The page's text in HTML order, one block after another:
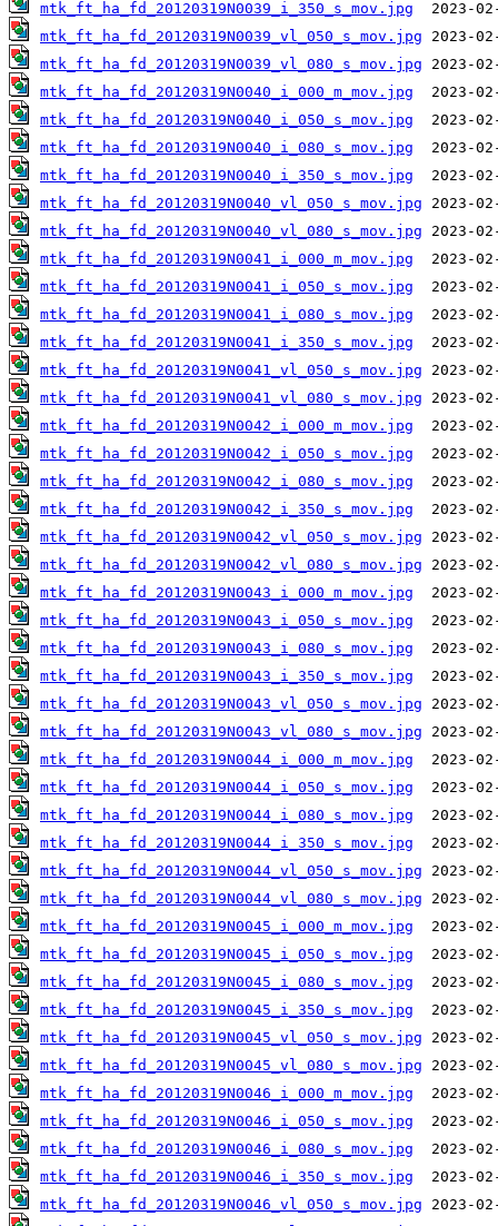
mtk_ft_ha_fd_20120319N0039_i_350_s_mov.jpg
mtk_ft_ha_fd_20120319N0039_vl_050_s_mov.jpg
mtk_ft_ha_fd_20120319N0039_vl_080_s_mov.jpg
mtk_ft_ha_fd_20120319N0040_i_000_m_mov.jpg
mtk_ft_ha_fd_20120319N0040_i_050_s_mov.jpg
mtk_ft_ha_fd_20120319N0040_i_080_s_mov.jpg
mtk_ft_ha_fd_20120319N0040_i_350_s_mov.jpg
mtk_ft_ha_fd_20120319N0040_vl_050_s_mov.jpg
mtk_ft_ha_fd_20120319N0040_vl_080_s_mov.jpg
mtk_ft_ha_fd_20120319N0041_i_000_m_mov.jpg
mtk_ft_ha_fd_20120319N0041_i_050_s_mov.jpg
mtk_ft_ha_fd_20120319N0041_i_080_s_mov.jpg
mtk_ft_ha_fd_20120319N0041_i_350_s_mov.jpg
mtk_ft_ha_fd_20120319N0041_vl_050_s_mov.jpg
mtk_ft_ha_fd_20120319N0041_vl_080_s_mov.jpg
mtk_ft_ha_fd_20120319N0042_i_000_m_mov.jpg
mtk_ft_ha_fd_20120319N0042_i_050_s_mov.jpg
mtk_ft_ha_fd_20120319N0042_i_080_s_mov.jpg
mtk_ft_ha_fd_20120319N0042_i_350_s_mov.jpg
mtk_ft_ha_fd_20120319N0042_vl_050_s_mov.jpg
mtk_ft_ha_fd_20120319N0042_vl_080_s_mov.jpg
mtk_ft_ha_fd_20120319N0043_i_000_m_mov.jpg
mtk_ft_ha_fd_20120319N0043_i_050_s_mov.jpg
mtk_ft_ha_fd_20120319N0043_i_080_s_mov.jpg
mtk_ft_ha_fd_20120319N0043_i_350_s_mov.jpg
mtk_ft_ha_fd_20120319N0043_vl_050_s_mov.jpg
mtk_ft_ha_fd_20120319N0043_vl_080_s_mov.jpg
mtk_ft_ha_fd_20120319N0044_i_000_m_mov.jpg
mtk_ft_ha_fd_20120319N0044_i_050_s_mov.jpg
mtk_ft_ha_fd_20120319N0044_i_080_s_mov.jpg
mtk_ft_ha_fd_20120319N0044_i_350_s_mov.jpg
mtk_ft_ha_fd_20120319N0044_vl_050_s_mov.jpg
mtk_ft_ha_fd_20120319N0044_vl_080_s_mov.jpg
mtk_ft_ha_fd_20120319N0045_i_000_m_mov.jpg
mtk_ft_ha_fd_20120319N0045_i_050_s_mov.jpg
mtk_ft_ha_fd_20120319N0045_i_080_s_mov.jpg
mtk_ft_ha_fd_20120319N0045_i_350_s_mov.jpg
mtk_ft_ha_fd_20120319N0045_vl_050_s_mov.jpg
mtk_ft_ha_fd_20120319N0045_vl_080_s_mov.jpg
mtk_ft_ha_fd_20120319N0046_i_000_m_mov.jpg
mtk_ft_ha_fd_20120319N0046_i_050_s_mov.jpg
mtk_ft_ha_fd_20120319N0046_i_080_s_mov.jpg
mtk_ft_ha_fd_20120319N0046_i_350_s_mov.jpg
mtk_ft_ha_fd_20120319N0046_vl_050_s_mov.jpg